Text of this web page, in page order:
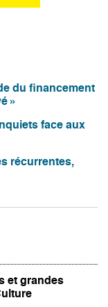
du financement
»
face aux
récurrentes,
et grandes